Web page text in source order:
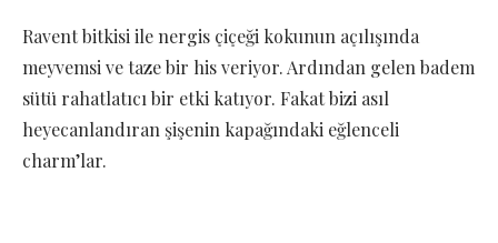
Ravent bitkisi ile nergis çiçeği kokunun açılışında
meyvemsi ve taze bir his veriyor. Ardından gelen badem
sütü rahatlatıcı bir etki katıyor. Fakat bizi asıl
heyecanlandıran şişenin kapağındaki eğlenceli
charm’lar.